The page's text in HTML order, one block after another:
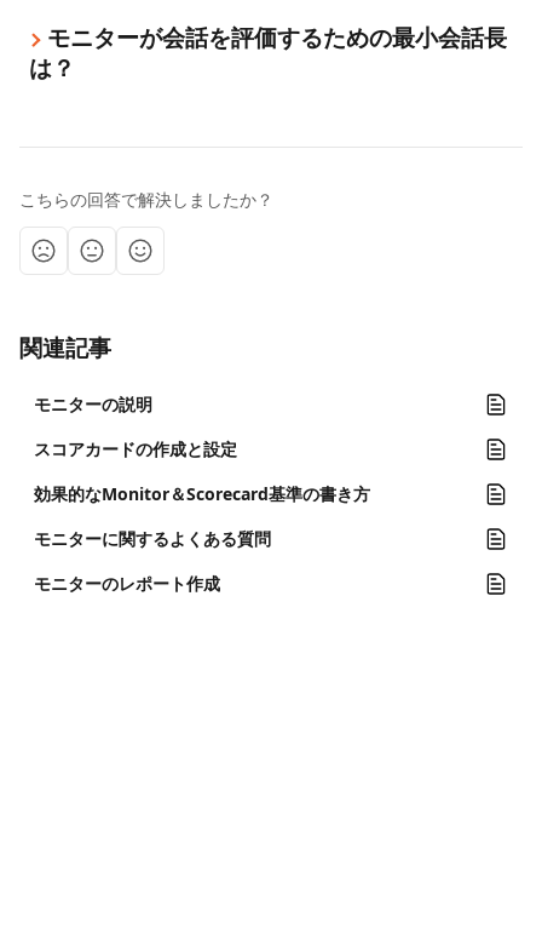
モニターが会話を評価するための最小会話長
は？
こちらの回答で解決しましたか？
関連記事
モニターの説明
スコアカードの作成と設定
効果的なMonitor＆Scorecard基準の書き方
モニターに関するよくある質問
モニターのレポート作成